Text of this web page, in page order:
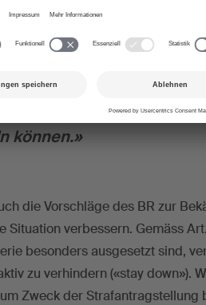
erachtet diese neuen
der Piraterie als
die eine
Kulturschaffenden
können.»
die Vorschläge des BR zur
Situation verbessern. Gemäss
besonders ausgesetzt sind,
zu verhindern («stay down»).
Zweck der Strafantragstellung